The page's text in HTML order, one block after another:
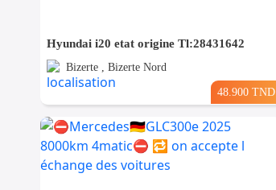
Hyundai i20 etat origine Tl:28431642
Bizerte , Bizerte Nord
48.900 TND